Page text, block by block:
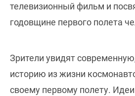
телевизионный фильм и
годовщине первого полета
Зрители увидят
историю из жизни
своему первому полету.